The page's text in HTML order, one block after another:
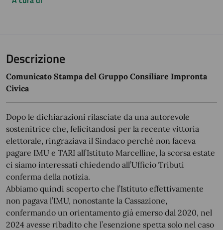
Descrizione
Comunicato Stampa del Gruppo Consiliare Impronta
Civica
Dopo le dichiarazioni rilasciate da una autorevole
sostenitrice che, felicitandosi per la recente vittoria
elettorale, ringraziava il Sindaco perché non faceva
pagare IMU e TARI all’Istituto Marcelline, la scorsa estate
ci siamo interessati chiedendo all’Ufficio Tributi
conferma della notizia.
Abbiamo quindi scoperto che l’Istituto effettivamente
non pagava l’IMU, nonostante la Cassazione,
confermando un orientamento già emerso dal 2020, nel
2024 avesse ribadito che l’esenzione spetta solo nel caso